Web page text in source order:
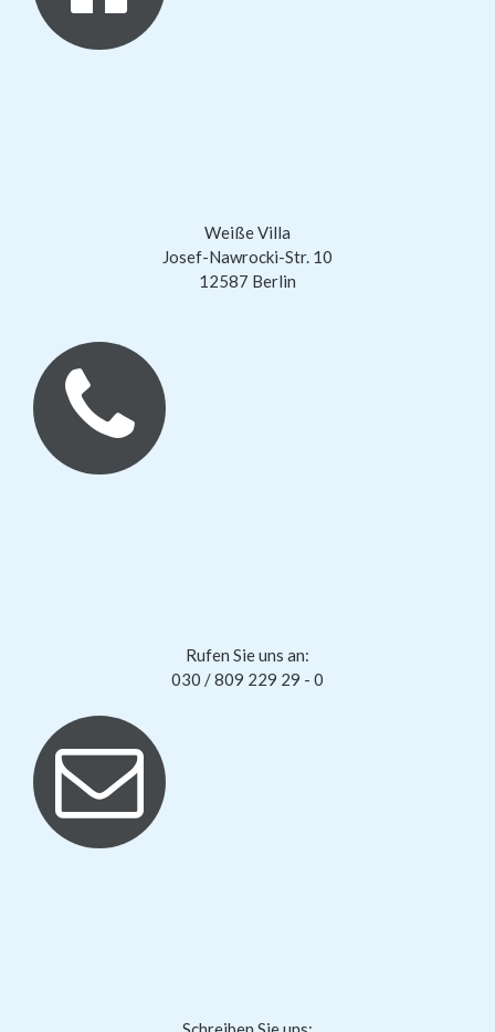
Weiße Villa
Josef-Nawrocki-Str. 10
12587 Berlin
Rufen Sie uns an:
030 / 809 229 29 - 0